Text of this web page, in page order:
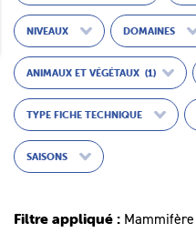
NIVEAUX DOMAINES
ANIMAUX ET VÉGÉTAUX (1)
TYPE FICHE TECHNIQUE
SAISONS
Filtre appliqué : Mammifère